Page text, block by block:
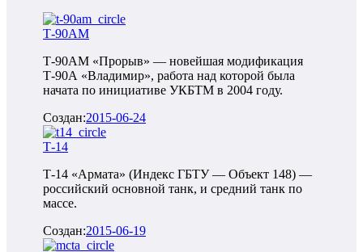
Т-90АМ
Т-90АМ «Прорыв» — новейшая модификация
Т-90А «Владимир», работа над которой была
начата по инициативе УКБТМ в 2004 году.
Создан:2015-06-24
Т-14
Т-14 «Армата» (Индекс ГБТУ — Объект 148) —
российский основной танк, и средний танк по
массе.
Создан:2015-06-19